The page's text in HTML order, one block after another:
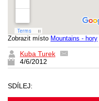
Zobrazit místo Mountains - hory
Kuba Turek
4/6/2012
SDÍLEJ: